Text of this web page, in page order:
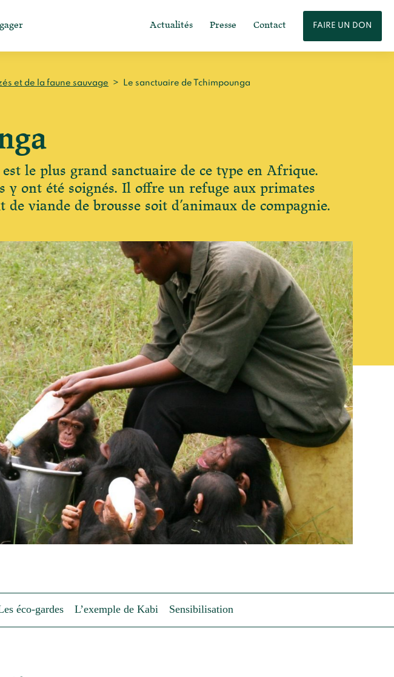
Actualités Presse Contact FAIRE UN DON
et de la faune sauvage > Le sanctuaire de Tchimpounga
le plus grand sanctuaire de ce type en Afrique.
y ont été soignés. Il offre un refuge aux primates
viande de brousse soit d’animaux de compagnie.
éco-gardes L’exemple de Kabi Sensibilisation